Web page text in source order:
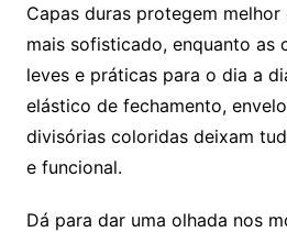
Capas duras protegem
mais sofisticado, enquanto as
leves e práticas para o dia a
elástico de fechamento,
divisórias coloridas deixam
e funcional.
Dá para dar uma olhada nos